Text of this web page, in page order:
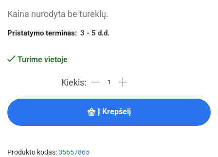
Kaina nurodyta be turėklų.
Pristatymo terminas: 3 - 5 d.d.
Turime vietoje
Į Krepšelį
Produkto kodas:35657865